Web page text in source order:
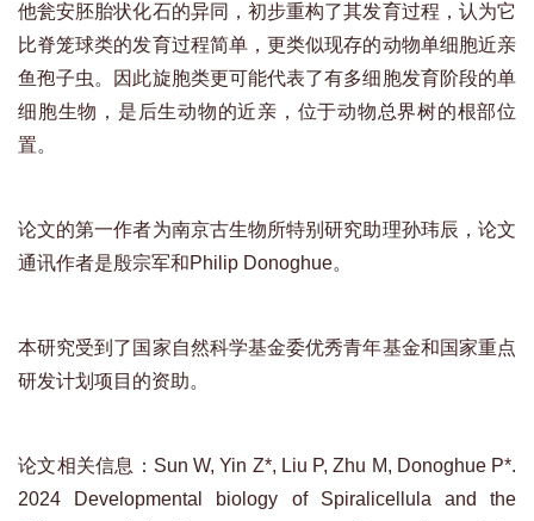
他瓮安胚胎状化石的异同，初步重构了其发育过程，认为它
比脊笼球类的发育过程简单，更类似现存的动物单细胞近亲
鱼孢子虫。因此旋胞类更可能代表了有多细胞发育阶段的单
细胞生物，是后生动物的近亲，位于动物总界树的根部位
置。
论文的第一作者为南京古生物所特别研究助理孙玮辰，论文
通讯作者是殷宗军和Philip Donoghue。
本研究受到了国家自然科学基金委优秀青年基金和国家重点
研发计划项目的资助。
论文相关信息：Sun W, Yin Z*, Liu P, Zhu M, Donoghue P*.
2024 Developmental biology of Spiralicellula and the